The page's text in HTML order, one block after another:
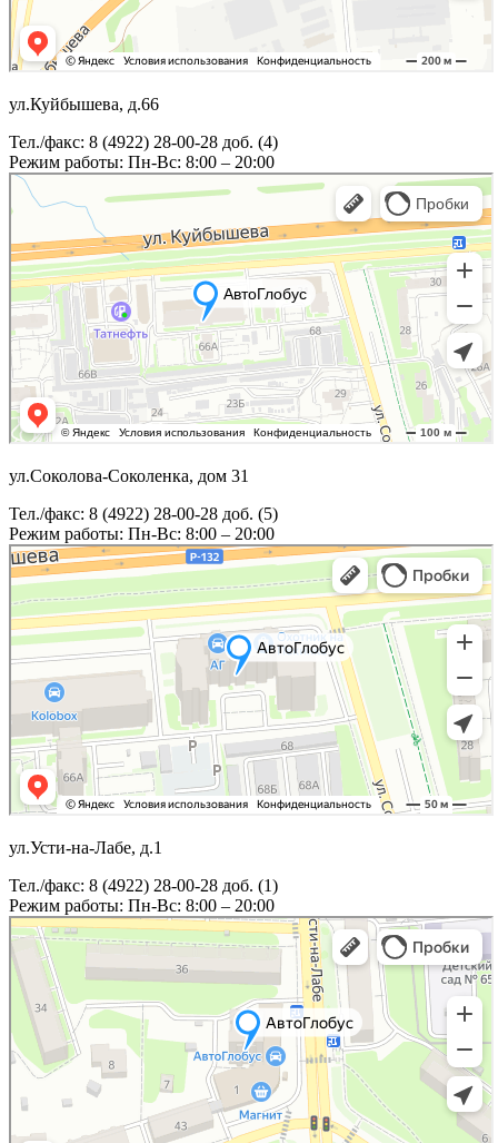
ул.Куйбышева, д.66
Тел./факс: 8 (4922) 28-00-28 доб. (4)
Режим работы: Пн-Вс: 8:00 – 20:00
ул.Соколова-Соколенка, дом 31
Тел./факс: 8 (4922) 28-00-28 доб. (5)
Режим работы: Пн-Вс: 8:00 – 20:00
ул.Усти-на-Лабе, д.1
Тел./факс: 8 (4922) 28-00-28 доб. (1)
Режим работы: Пн-Вс: 8:00 – 20:00